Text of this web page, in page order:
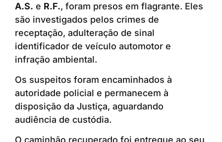
A.S. e R.F., foram presos em flagrante. Eles
são investigados pelos crimes de
receptação, adulteração de sinal
identificador de veículo automotor e
infração ambiental.
Os suspeitos foram encaminhados à
autoridade policial e permanecem à
disposição da Justiça, aguardando
audiência de custódia.